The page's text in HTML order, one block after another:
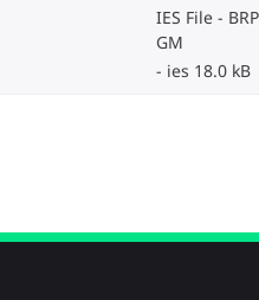
IES File -
GM
ies 18.0 kB